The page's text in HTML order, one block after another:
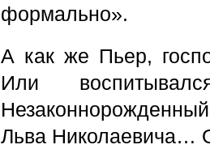
формально».
А как же Пьер,
Или
Льва Николаевича…